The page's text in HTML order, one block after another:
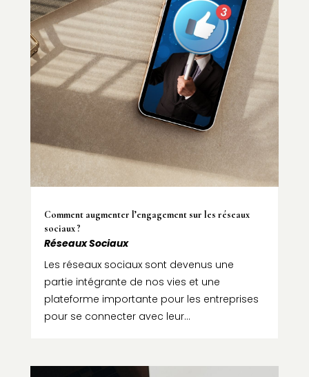
Comment augmenter l’engagement sur les réseaux
sociaux ?
Réseaux Sociaux
Les réseaux sociaux sont devenus une
partie intégrante de nos vies et une
plateforme importante pour les entreprises
pour se connecter avec leur...